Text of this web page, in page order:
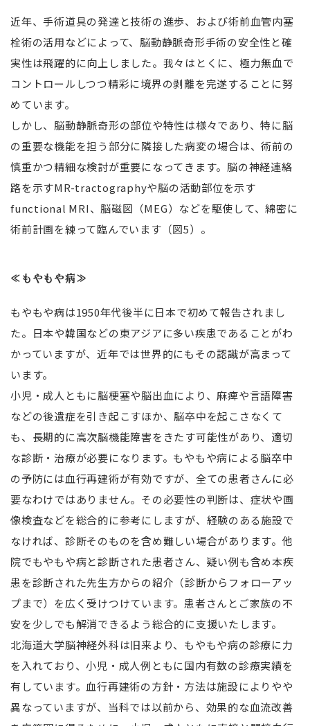
近年、手術道具の発達と技術の進歩、および術前血管内塞
栓術の活用などによって、脳動静脈奇形手術の安全性と確
実性は飛躍的に向上しました。我々はとくに、極力無血で
コントロールしつつ精彩に境界の剥離を完遂することに努
めています。
しかし、脳動静脈奇形の部位や特性は様々であり、特に脳
の重要な機能を担う部分に隣接した病変の場合は、術前の
慎重かつ精細な検討が重要になってきます。脳の神経連絡
路を示すMR-tractographyや脳の活動部位を示す
functional MRI、脳磁図（MEG）などを駆使して、綿密に
術前計画を練って臨んでいます（図5）。
≪もやもや病≫
もやもや病は1950年代後半に日本で初めて報告されまし
た。日本や韓国などの東アジアに多い疾患であることがわ
かっていますが、近年では世界的にもその認識が高まって
います。
小児・成人ともに脳梗塞や脳出血により、麻痺や言語障害
などの後遺症を引き起こすほか、脳卒中を起こさなくて
も、長期的に高次脳機能障害をきたす可能性があり、適切
な診断・治療が必要になります。もやもや病による脳卒中
の予防には血行再建術が有効ですが、全ての患者さんに必
要なわけではありません。その必要性の判断は、症状や画
像検査などを総合的に参考にしますが、経験のある施設で
なければ、診断そのものを含め難しい場合があります。他
院でもやもや病と診断された患者さん、疑い例も含め本疾
患を診断された先生方からの紹介（診断からフォローアッ
プまで）を広く受けつけています。患者さんとご家族の不
安を少しでも解消できるよう総合的に支援いたします。
北海道大学脳神経外科は旧来より、もやもや病の診療に力
を入れており、小児・成人例ともに国内有数の診療実績を
有しています。血行再建術の方針・方法は施設によりやや
異なっていますが、当科では以前から、効果的な血流改善